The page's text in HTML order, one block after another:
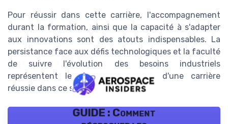
Pour réussir dans cette carrière, l'accompagnement
durant la formation, ainsi que la capacité à s'adapter
aux innovations sont des atouts indispensables. La
persistance face aux défis technologiques et la faculté
de suivre l'évolution des besoins industriels
représentent les pierres angulaires d'une carrière
réussie dans ce secteur dynamique.
GUIDE : Comment